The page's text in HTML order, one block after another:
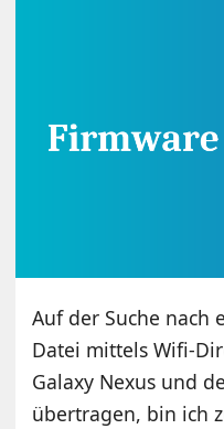
Auf der Suche nach
Datei mittels Wifi-
Galaxy Nexus und
übertragen, bin ich